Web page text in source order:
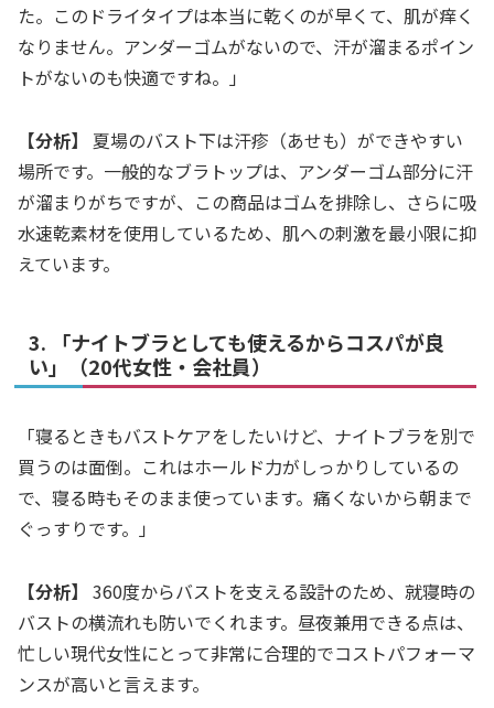
た。このドライタイプは本当に乾くのが早くて、肌が痒く
なりません。アンダーゴムがないので、汗が溜まるポイン
トがないのも快適ですね。」
【分析】
夏場のバスト下は汗疹（あせも）ができやすい
場所です。一般的なブラトップは、アンダーゴム部分に汗
が溜まりがちですが、この商品はゴムを排除し、さらに吸
水速乾素材を使用しているため、肌への刺激を最小限に抑
えています。
3. 「ナイトブラとしても使えるからコスパが良
い」（20代女性・会社員）
「寝るときもバストケアをしたいけど、ナイトブラを別で
買うのは面倒。これはホールド力がしっかりしているの
で、寝る時もそのまま使っています。痛くないから朝まで
ぐっすりです。」
【分析】 360度からバストを支える設計のため、就寝時の
バストの横流れも防いでくれます。昼夜兼用できる点は、
忙しい現代女性にとって非常に合理的でコストパフォーマ
ンスが高いと言えます。